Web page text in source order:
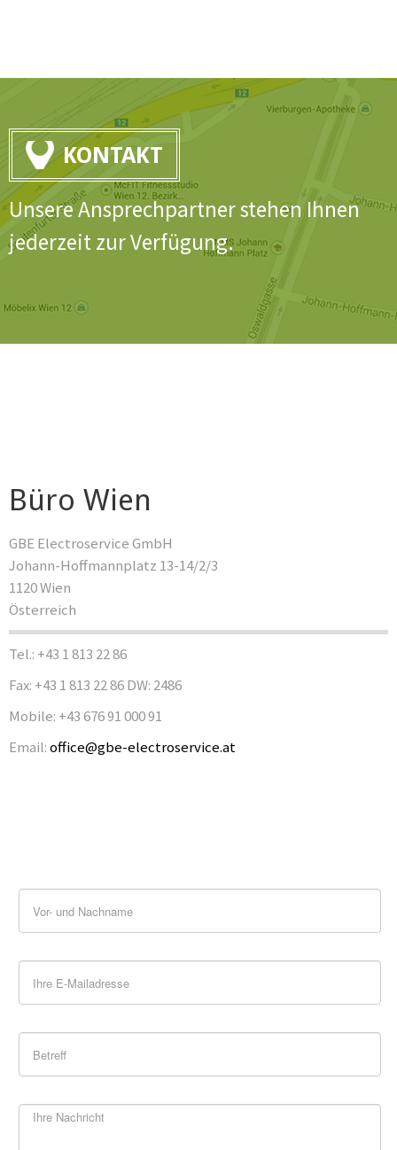
KONTAKT
Unsere Ansprechpartner stehen Ihnen
jederzeit zur Verfügung.
Büro Wien
GBE Electroservice GmbH
Johann-Hoffmannplatz 13-14/2/3
1120 Wien
Österreich
Tel.: +43 1 813 22 86
Fax: +43 1 813 22 86 DW: 2486
Mobile: +43 676 91 000 91
Email:office@gbe-electroservice.at